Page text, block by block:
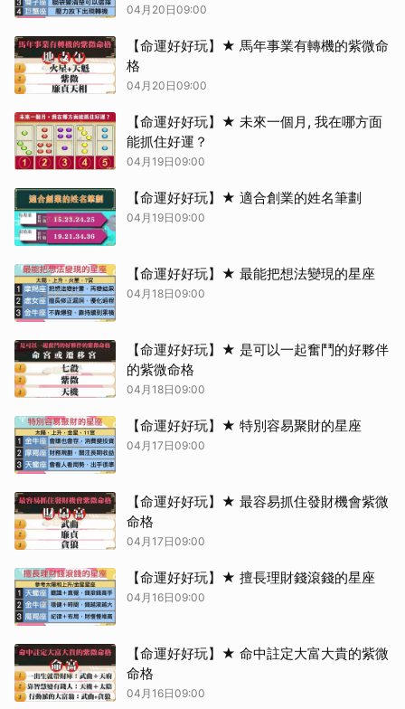
04月20日09:00
【命運好好玩】★ 馬年事業有轉機的紫微命
格
04月20日09:00
【命運好好玩】★ 未來一個月, 我在哪方面
能抓住好運？
04月19日09:00
【命運好好玩】★ 適合創業的姓名筆劃
04月19日09:00
【命運好好玩】★ 最能把想法變現的星座
04月18日09:00
【命運好好玩】★ 是可以一起奮鬥的好夥伴
的紫微命格
04月18日09:00
【命運好好玩】★ 特別容易聚財的星座
04月17日09:00
【命運好好玩】★ 最容易抓住發財機會紫微
命格
04月17日09:00
【命運好好玩】★ 擅長理財錢滾錢的星座
04月16日09:00
【命運好好玩】★ 命中註定大富大貴的紫微
命格
04月16日09:00